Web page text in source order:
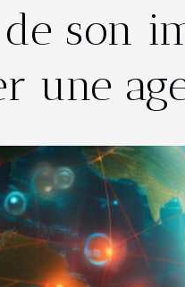
de son
une